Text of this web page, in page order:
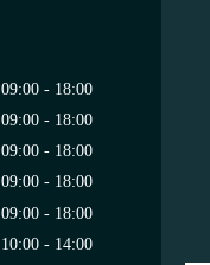
09:00
18:00
09:00
18:00
09:00
18:00
09:00
18:00
09:00
18:00
10:00
14:00